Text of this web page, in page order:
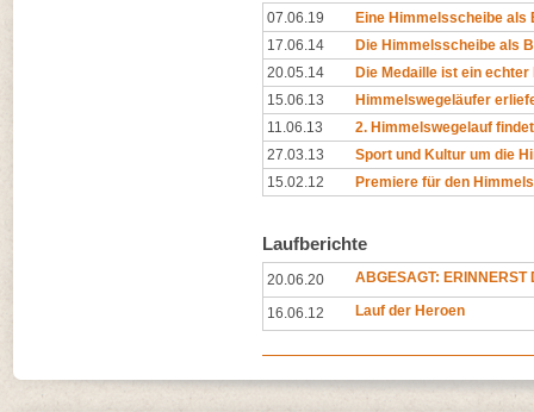
07.06.19
Eine Himmelsscheibe als
17.06.14
Die Himmelsscheibe als
20.05.14
Die Medaille ist ein echter
15.06.13
Himmelswegeläufer
11.06.13
2. Himmelswegelauf
27.03.13
Sport und Kultur um die
15.02.12
Premiere für den
Laufberichte
20.06.20 ABGESAGT: ERINNERST
16.06.12 Lauf der Heroen